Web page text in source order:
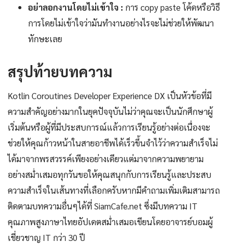
อย่าลอกงานโดยไม่เข้าใจ : การ copy paste โค้ดหรือวิธี
การโดยไม่เข้าใจว่ามันทำงานอย่างไรจะไม่ช่วยให้พัฒนา
ทักษะเลย
สรุปท้ายบทความ
Kotlin Coroutines Developer Experience DX เป็นหัวข้อที่มี
ความสำคัญอย่างมากในยุคปัจจุบันไม่ว่าคุณจะเป็นนักศึกษาผู้
เริ่มต้นหรือผู้ที่มีประสบการณ์แล้วการเรียนรู้อย่างต่อเนื่องจะ
ช่วยให้คุณก้าวหน้าในสายอาชีพได้เร็วขึ้นจำไว้ว่าความสำเร็จไม่
ได้มาจากพรสวรรค์เพียงอย่างเดียวแต่มาจากความพยายาม
อย่างสม่ำเสมอทุกวันขอให้คุณสนุกกับการเรียนรู้และประสบ
ความสำเร็จในเส้นทางที่เลือกครับหากมีคำถามเพิ่มเติมสามารถ
ติดตามบทความอื่นๆได้ที่ SiamCafe.net ซึ่งมีบทความ IT
คุณภาพสูงภาษาไทยอัปเดตสม่ำเสมอเขียนโดยอาจารย์บอมผู้
เชี่ยวชาญ IT กว่า 30 ปี